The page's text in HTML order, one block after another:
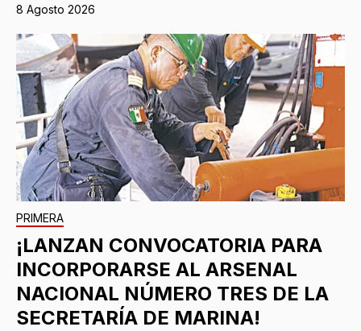
8 Agosto 2026
PRIMERA
¡LANZAN CONVOCATORIA PARA
INCORPORARSE AL ARSENAL
NACIONAL NÚMERO TRES DE LA
SECRETARÍA DE MARINA!